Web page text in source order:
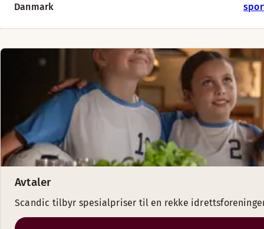
Danmark
Avtaler
Scandic tilbyr spesialpriser til en rekke